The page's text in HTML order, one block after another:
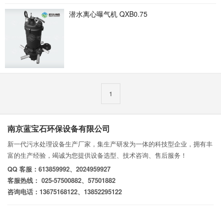
潜水离心曝气机 QXB0.75
1
南京蓝宝石环保设备有限公司
新一代污水处理设备生产厂家，集生产研发为一体的科技型企业，拥有丰
富的生产经验，竭诚为您提供设备选型、技术咨询、售后服务！
QQ 客服：613859992、2024959927
客服热线： 025-57500882、57501882
咨询电话：13675168122、13852295122